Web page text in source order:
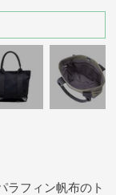
ラフィン帆布のト